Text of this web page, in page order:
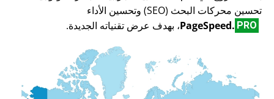
تحسين محركات البحث (SEO) وتحسين الأداء
PageSpeed. PRO ، بهدف عرض تقنياته الجديدة.